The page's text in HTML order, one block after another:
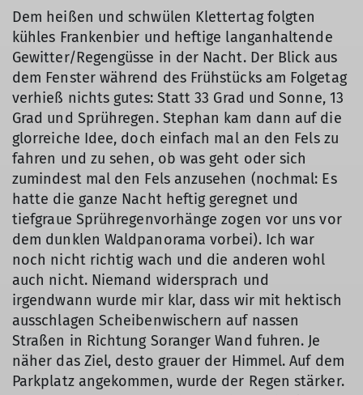
Dem heißen und schwülen Klettertag folgten
kühles Frankenbier und heftige langanhaltende
Gewitter/Regengüsse in der Nacht. Der Blick aus
dem Fenster während des Frühstücks am Folgetag
verhieß nichts gutes: Statt 33 Grad und Sonne, 13
Grad und Sprühregen. Stephan kam dann auf die
glorreiche Idee, doch einfach mal an den Fels zu
fahren und zu sehen, ob was geht oder sich
zumindest mal den Fels anzusehen (nochmal: Es
hatte die ganze Nacht heftig geregnet und
tiefgraue Sprühregenvorhänge zogen vor uns vor
dem dunklen Waldpanorama vorbei). Ich war
noch nicht richtig wach und die anderen wohl
auch nicht. Niemand widersprach und
irgendwann wurde mir klar, dass wir mit hektisch
ausschlagen Scheibenwischern auf nassen
Straßen in Richtung Soranger Wand fuhren. Je
näher das Ziel, desto grauer der Himmel. Auf dem
Parkplatz angekommen, wurde der Regen stärker.